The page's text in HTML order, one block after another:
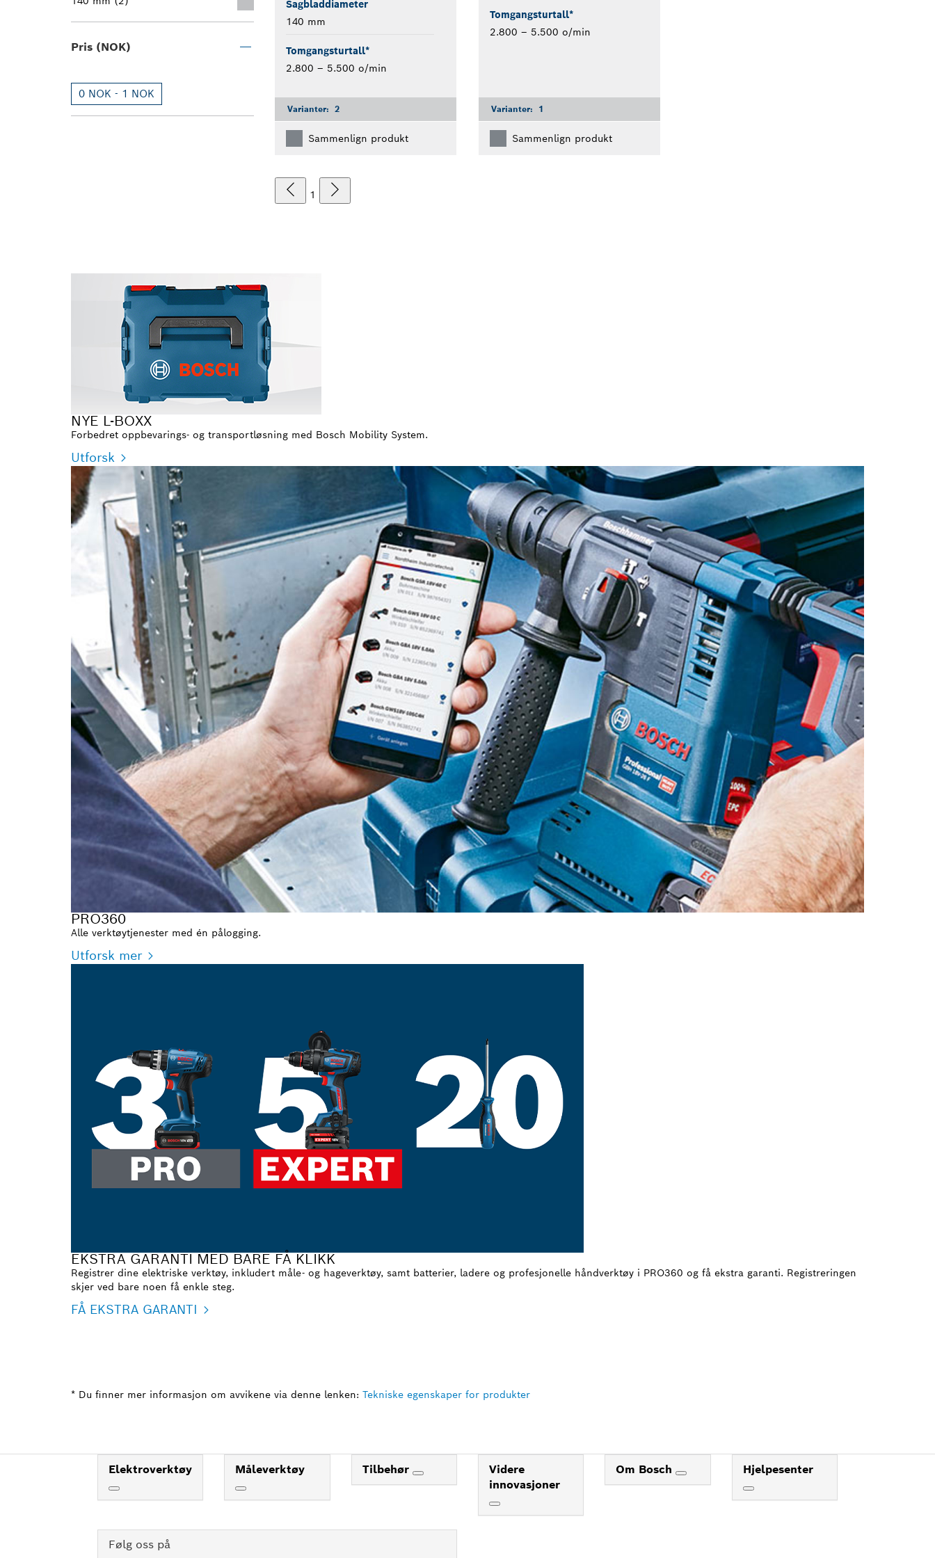
Pris (NOK)
0 NOK - 1 NOK
Sagbladdiameter
140 mm
Tomgangsturtall*
2.800 – 5.500 o/min
Varianter: 2
Sammenlign produkt
Tomgangsturtall*
2.800 – 5.500 o/min
Varianter: 1
Sammenlign produkt
1
NYE L-BOXX
Forbedret oppbevarings- og transportløsning med Bosch Mobility System.
Utforsk
PRO360
Alle verktøytjenester med én pålogging.
Utforsk mer
EKSTRA GARANTI MED BARE FÅ KLIKK
Registrer dine elektriske verktøy, inkludert måle- og hageverktøy, samt batterier, ladere og profesjonelle håndverktøy i PRO360 og få ekstra garanti. Registreringen
skjer ved bare noen få enkle steg.
FÅ EKSTRA GARANTI
* Du finner mer informasjon om avvikene via denne lenken: Tekniske egenskaper for produkter
Elektroverktøy Måleverktøy Tilbehør
Videre
innovasjoner
Om Bosch Hjelpesenter
Følg oss på